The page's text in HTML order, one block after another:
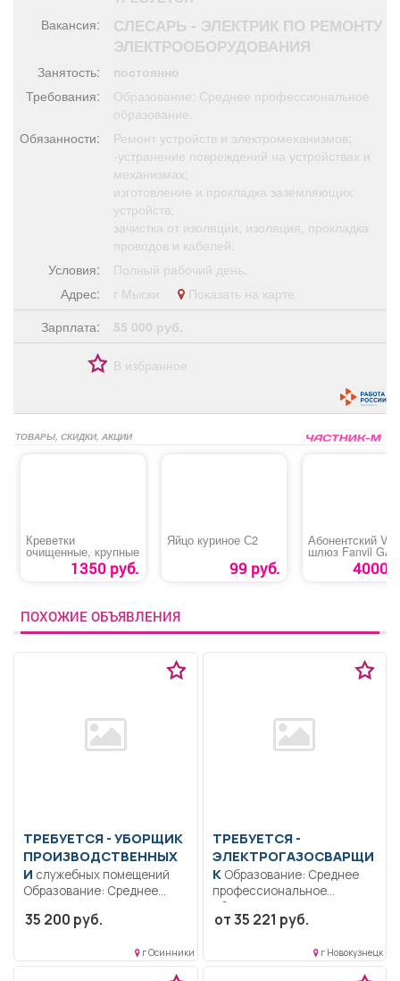
Поздравления
Я - пенсионер
Вакансия:
СЛЕСАРЬ - ЭЛЕКТРИК ПО РЕМОНТУ
ЭЛЕКТРООБОРУДОВАНИЯ
Занятость:
постоянно
Требования:
Образование: Среднее профессиональное
образование.
Обязанности:
Ремонт устройств и электромеханизмов;
-устранение повреждений на устройствах и
механизмах;
изготовление и прокладка заземляющих
устройств;
зачистка от изоляции, изоляция, прокладка
проводов и кабелей.
Условия:
Полный рабочий день.
Адрес:
г Мыски
Показать на карте
Зарплата:
55 000 руб.
В избранное
ТОВАРЫ, СКИДКИ, АКЦИИ
Креветки
очищенные, крупные
1350 руб.
Яйцо куриное С2
99 руб.
Абонентский
шлюз Fanvil GA
4000
ПОХОЖИЕ ОБЪЯВЛЕНИЯ
ТРЕБУЕТСЯ - УБОРЩИК
ПРОИЗВОДСТВЕННЫХ
И служебных помещений
Образование: Среднее
образование.. Проводит
35 200 руб.
г Осинники
ТРЕБУЕТСЯ -
ЭЛЕКТРОГАЗОСВАРЩИ
КОбразование: Среднее
профессиональное
образование.. Проводит
сварочные работы
от 35 221 руб.
г Новокузнецк